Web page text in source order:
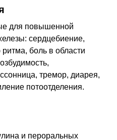
для повышенной
сердцебиение,
боль в области
тремор, диарея,
потоотделения.
и пероральных